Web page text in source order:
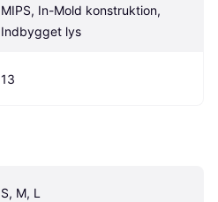
MIPS, In-Mold konstruktion,
Indbygget lys
13
S, M, L